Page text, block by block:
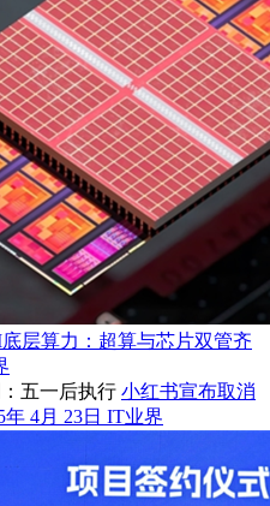
层算力：超算与芯片双管齐
小红书宣布取消
年 4月 23日 IT业界